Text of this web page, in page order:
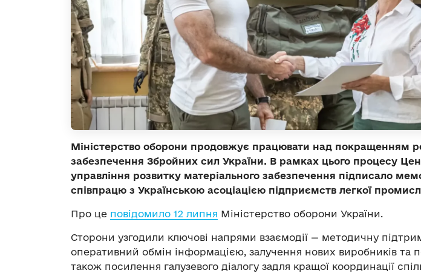
Міністерство оборони продовжує працювати над покращенням
забезпечення Збройних сил України. В рамках цього процесу
управління розвитку матеріального забезпечення підписало
співпрацю з Українською асоціацією підприємств легкої
Про це повідомило 12 липня Міністерство оборони України.
Сторони узгодили ключові напрями взаємодії — методичну
оперативний обмін інформацією, залучення нових виробників та
також посилення галузевого діалогу задля кращої координації